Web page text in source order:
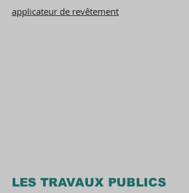
applicateur de revêtement
LES TRAVAUX PUBLICS